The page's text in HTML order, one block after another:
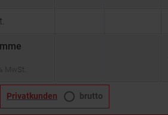
MwSt.
Privatkunden brutto